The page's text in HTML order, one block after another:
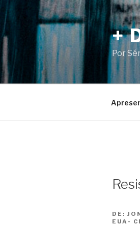
para
o
conteúdo
+
Por
DE:
EUA-